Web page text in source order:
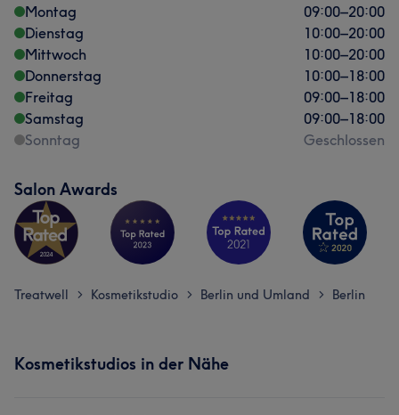
Was unsere Kunden über Magdalena sagen
Professionell 28
Außergewöhnlich
Montag 09:00–20:00
Dienstag
10:00–20:00
Mittwoch
10:00–20:00
Donnerstag
10:00–18:00
Freitag
09:00–18:00
Samstag
09:00–18:00
Sonntag
Geschlossen
Salon Awards
Treatwell > Kosmetikstudio > Berlin und Umland > Berlin
Kosmetikstudios in der Nähe